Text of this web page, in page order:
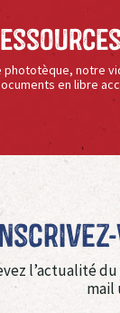
phototèque, notre
en libre
l’actualité
mail